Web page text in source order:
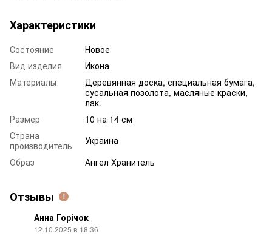
Характеристики
Состояние
Новое
Вид изделия
Икона
Материалы
Деревянная доска, специальная бумага,
сусальная позолота, масляные краски,
лак.
Размер
10 на 14 см
Страна
производитель
Украина
Образ
Ангел Хранитель
Отзывы 1
Анна Горічок
12.10.2025 в 18:36